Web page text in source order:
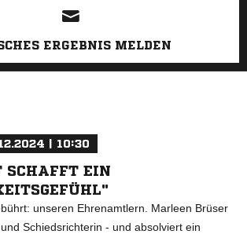
ERGEBNIS MELDEN
| 10:30
SCHAFFT EIN
unseren Ehrenamtlern. Marleen Brüser
Schiedsrichterin - und absolviert ein